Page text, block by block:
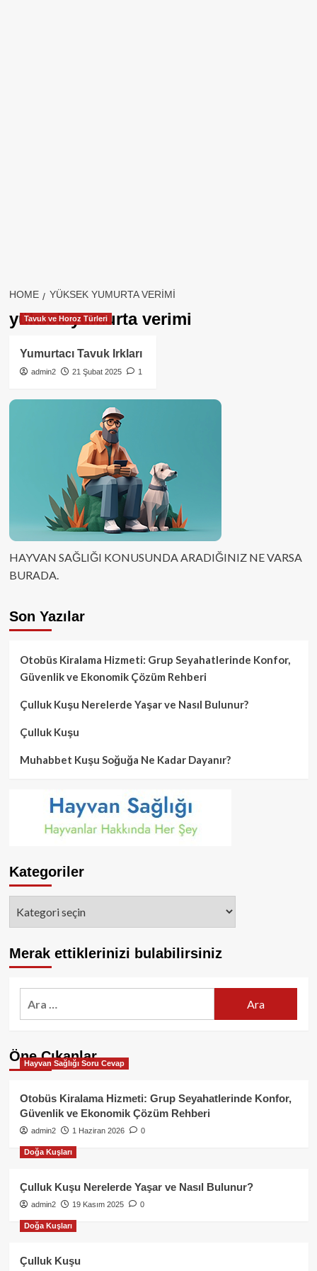
HOME YÜKSEK YUMURTA VERIMI
yüksek yumurta verimi
Tavuk ve Horoz Türleri
Yumurtacı Tavuk Irkları
admin2 21 Şubat 2025 1
HAYVAN SAĞLIĞI KONUSUNDA ARADIĞINIZ NE VARSA
BURADA.
Son Yazılar
Otobüs Kiralama Hizmeti: Grup Seyahatlerinde Konfor,
Güvenlik ve Ekonomik Çözüm Rehberi
Çulluk Kuşu Nerelerde Yaşar ve Nasıl Bulunur?
Çulluk Kuşu
Muhabbet Kuşu Soğuğa Ne Kadar Dayanır?
Kategoriler
Merak ettiklerinizi bulabilirsiniz
Öne Çıkanlar
Hayvan Sağlığı Soru Cevap
Otobüs Kiralama Hizmeti: Grup Seyahatlerinde Konfor,
Güvenlik ve Ekonomik Çözüm Rehberi
admin2 1 Haziran 2026 0
Doğa Kuşları
Çulluk Kuşu Nerelerde Yaşar ve Nasıl Bulunur?
admin2 19 Kasım 2025 0
Doğa Kuşları
Çulluk Kuşu